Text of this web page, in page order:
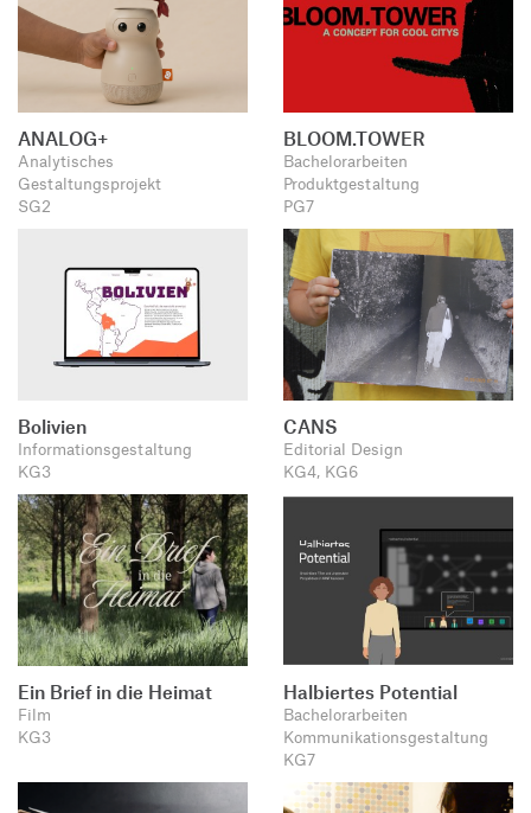
ANALOG+
Analytisches
Gestaltungsprojekt
SG2
BLOOM.TOWER
Bachelorarbeiten
Produktgestaltung
PG7
Bolivien
Informationsgestaltung
KG3
CANS
Editorial Design
KG4, KG6
Ein Brief in die Heimat
Film
KG3
Halbiertes Potential
Bachelorarbeiten
Kommunikationsgestaltung
KG7